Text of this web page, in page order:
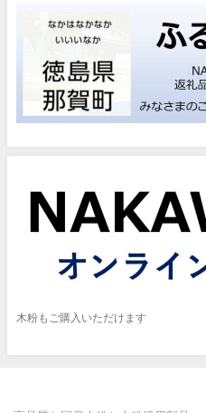
木粉もご購入いただけます